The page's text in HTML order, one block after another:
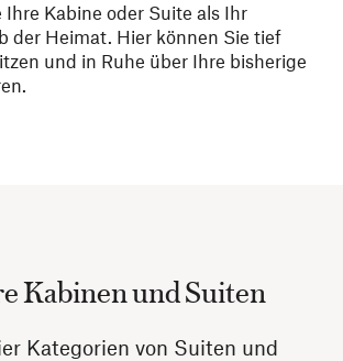
Kabine oder Suite als Ihr
der Heimat. Hier können Sie tief
und in Ruhe über Ihre bisherige
Kabinen und Suiten
Kategorien von Suiten und